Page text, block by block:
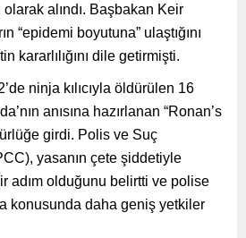
olarak alındı. Başbakan Keir
“epidemi boyutuna” ulaştığını
kararlılığını dile getirmişti.
ninja kılıcıyla öldürülen 16
anısına hazırlanan “Ronan’s
girdi. Polis ve Suç
yasanın çete şiddetiyle
adım olduğunu belirtti ve polise
konusunda daha geniş yetkiler